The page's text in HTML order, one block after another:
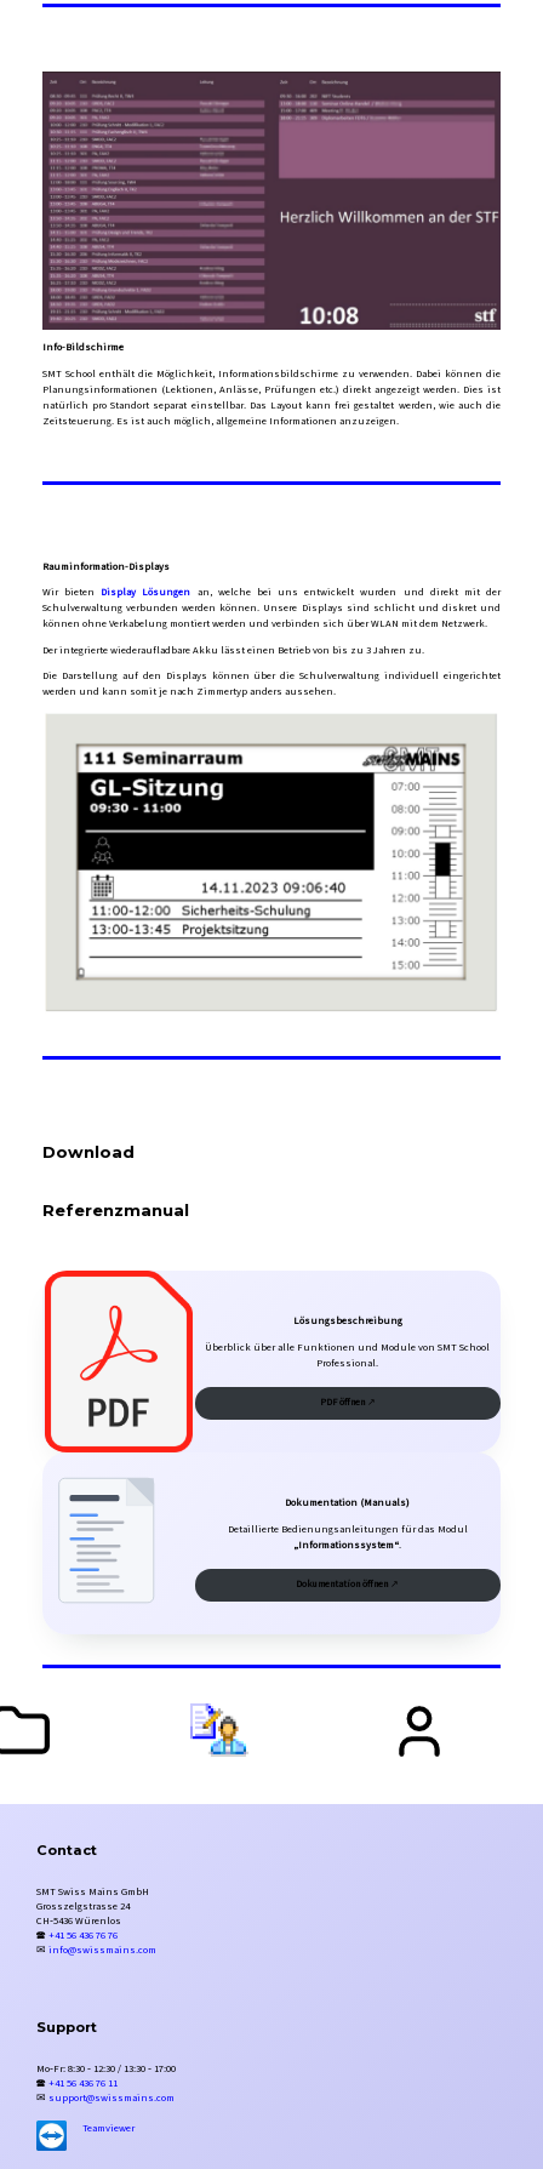
Info-Bildschirme
SMT School enthält die Möglichkeit, Informationsbildschirme zu verwenden. Dabei können die
Planungsinformationen (Lektionen, Anlässe, Prüfungen etc.) direkt angezeigt werden. Dies ist
natürlich pro Standort separat einstellbar. Das Layout kann frei gestaltet werden, wie auch die
Zeitsteuerung. Es ist auch möglich, allgemeine Informationen anzuzeigen.
Rauminformation-Displays
Wir bieten Display Lösungen an, welche bei uns entwickelt wurden und direkt mit der
Schulverwaltung verbunden werden können. Unsere Displays sind schlicht und diskret und
können ohne Verkabelung montiert werden und verbinden sich über WLAN mit dem Netzwerk.
Der integrierte wiederaufladbare Akku lässt einen Betrieb von bis zu 3 Jahren zu.
Die Darstellung auf den Displays können über die Schulverwaltung individuell eingerichtet
werden und kann somit je nach Zimmertyp anders aussehen.
Download
Referenzmanual
Lösungsbeschreibung
Überblick über alle Funktionen und Module von SMT School
Professional.
PDF öffnen↗
Dokumentation (Manuals)
Detaillierte Bedienungsanleitungen für das Modul
„Informationssystem“.
Dokumentation öffnen ↗
Contact
SMT Swiss Mains GmbH
Grosszelgstrasse 24
CH‑5436 Würenlos
🕿+41 56 436 76 76
✉ info@swissmains.com
Support
Mo‑Fr: 8:30 ‑ 12:30 / 13:30 ‑ 17:00
🕿+41 56 436 76 11
✉ support@swissmains.com
Teamviewer